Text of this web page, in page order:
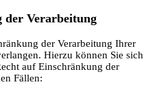
der Verarbeitung
der Verarbeitung Ihrer
Hierzu können Sie sich
auf Einschränkung der
Fällen: